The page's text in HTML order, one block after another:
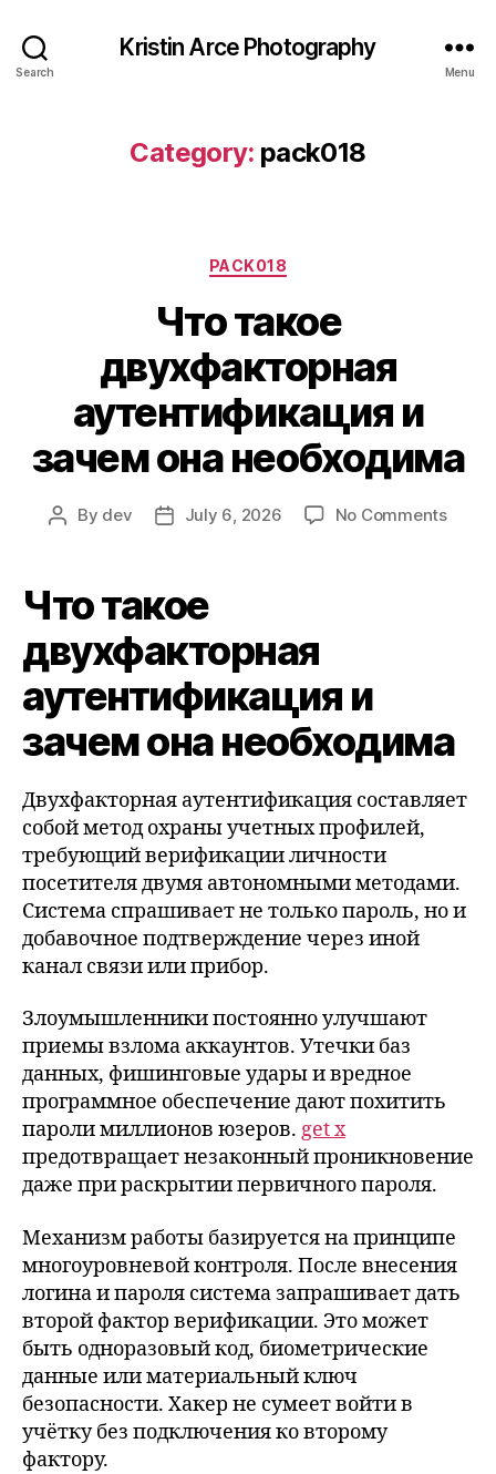
Search
Kristin Arce Photography
Menu
Category: pack018
Categories
PACK018
Что такое
двухфакторная
аутентификация и
зачем она необходима
Post
By dev
PostJuly 6, 2026 No Commentson
Что такое
двухфакторная
аутентификация и
зачем она необходима
Двухфакторная аутентификация составляет
собой метод охраны учетных профилей,
требующий верификации личности
посетителя двумя автономными методами.
Система спрашивает не только пароль, но и
добавочное подтверждение через иной
канал связи или прибор.
Злоумышленники постоянно улучшают
приемы взлома аккаунтов. Утечки баз
данных, фишинговые удары и вредное
программное обеспечение дают похитить
пароли миллионов юзеров. get x
предотвращает незаконный проникновение
даже при раскрытии первичного пароля.
Механизм работы базируется на принципе
многоуровневой контроля. После внесения
логина и пароля система запрашивает дать
второй фактор верификации. Это может
быть одноразовый код, биометрические
данные или материальный ключ
безопасности. Хакер не сумеет войти в
учётку без подключения ко второму
фактору.